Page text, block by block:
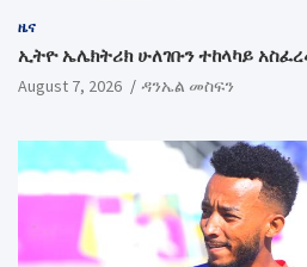
ዜና
ኢትዮ ኤሌክትሪክ ሁለገቡን ተከላካይ
August 7, 2026 ዳንኤል መስፍን